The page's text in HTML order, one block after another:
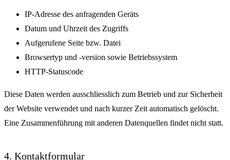
IP-Adresse des anfragenden Geräts
Datum und Uhrzeit des Zugriffs
Aufgerufene Seite bzw. Datei
Browsertyp und -version sowie Betriebssystem
HTTP-Statuscode
Diese Daten werden ausschliesslich zum Betrieb und zur Sicherheit
der Website verwendet und nach kurzer Zeit automatisch gelöscht.
Eine Zusammenführung mit anderen Datenquellen findet nicht statt.
4. Kontaktformular